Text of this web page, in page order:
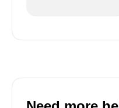
ECAM29X.5Y -